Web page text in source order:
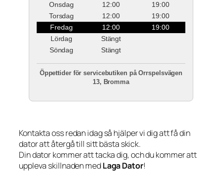
Onsdag
12:00
19:00
Torsdag
12:00
19:00
Fredag
12:00
19:00
Lördag
Stängt
Söndag
Stängt
Öppettider för servicebutiken på Orrspelsvägen
13, Bromma
Kontakta oss redan idag så hjälper vi dig att få din
dator att återgå till sitt bästa skick.
Din dator kommer att tacka dig, och du kommer att
uppleva skillnaden medLaga Dator!